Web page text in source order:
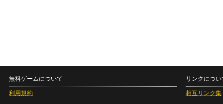
無料ゲームについて
利用規約
リンクについ
相互リンク集